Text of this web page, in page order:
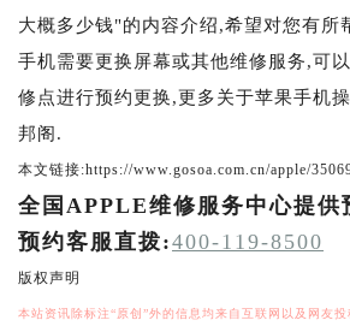
大概多少钱"的内容介绍,希望对您有所
手机需要更换屏幕或其他维修服务,可
修点进行预约更换,更多关于苹果手机
邦阁.
本文链接:https://www.gosoa.com.cn/apple/
全国APPLE维修服务中心提供
预约客服直拨:400-119-8500
版权声明
本站资讯除标注“原创”外的信息均来自互联网以及网友